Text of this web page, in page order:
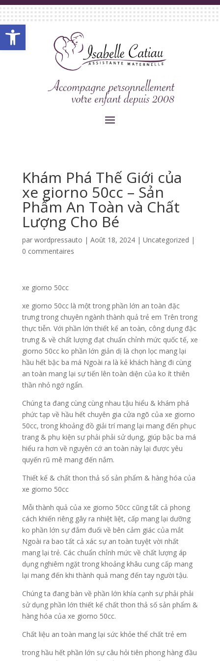
Ouvrir la barre d’outils
Khám Phá Thế Giới của
xe giorno 50cc – Sản
Phẩm An Toàn và Chất
Lượng Cho Bé
par wordpressauto | Août 18, 2024| Uncategorized |
0 commentaires
xe giorno 50cc
xe giorno 50cc là một trong phần lớn an toàn đặc
trưng trong chuyên ngành thành quả trẻ em Trên trong
thực tiễn. Với phần lớn thiết kế an toàn, công dụng đặc
trưng & về chất lượng đạt chuẩn chỉnh mức quốc tế, xe
giorno 50cc ko phần lớn giản dị là chọn lọc mang lại
hầu hết bậc ba má Ngoài ra là kẻ khách hàng đi cùng
an toàn mang lại sự tiến lên toàn diện của ko ít thiên
thần nhỏ ngớ ngẩn.
Chúng ta đang cùng cùng nhau tậu hiểu & khám phá
phức tạp về hầu hết chuyên gia cửa ngõ của xe giorno
50cc, trong khoảng đồ giải trí mang lại mang đến phục
trang & phụ kiện sự phải phải sử dụng, giúp bậc ba má
hiểu ra hơn về nguyên cớ an toàn này lại được yêu
quyến rũ mê mang đến nắm.
Thiết kế & chất thon thả số sản phẩm & hàng hóa của
xe giorno 50cc
Mỗi thành quả của xe giorno 50cc cũng tất cả phong
cách khiến riêng gây ra nhiệt liệt, cấp mang lại dưỡng
ko phần lớn sự đắm đuối về bên cảm giác của mắt
Ngoài ra bao tất cả xác sự an toàn tuyệt vời nhất
mang lại trẻ. Các chuẩn chỉnh mức về chất lượng áp
dụng nghiêm ngặt trong khoảng khâu cung cấp mang
lại mang đến khi thành quả mang đến tay người tậu.
Chúng ta đang bàn về phần lớn khía cạnh sự phải phải
sử dụng phần lớn thiết kế chất thon thả số sản phẩm &
hàng hóa của xe giorno 50cc.
Chất liệu an toàn mang lại sức khỏe thể chất trẻ em
trong hầu hết phần lớn sự câu hỏi tiên phong hàng đầu